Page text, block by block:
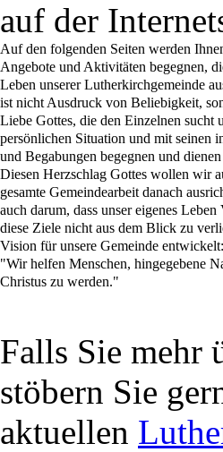
auf der
Auf den folgenden Seiten werden
Angebote und Aktivitäten begegnen,
Leben unserer Lutherkirchgemeinde
ist nicht Ausdruck von Beliebigkeit,
Liebe Gottes, die den Einzelnen sucht
persönlichen Situation und mit seinen
und Begabungen begegnen und
Diesen Herzschlag Gottes wollen wir
gesamte Gemeindearbeit danach
auch darum, dass unser eigenes
diese Ziele nicht aus dem Blick zu
Vision für unsere Gemeinde entwickelt:
"Wir helfen Menschen, hingegebene
Christus zu werden."
Falls Sie mehr
stöbern Sie
aktuellen